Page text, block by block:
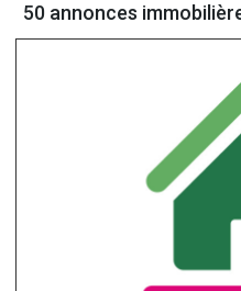
50 annonces